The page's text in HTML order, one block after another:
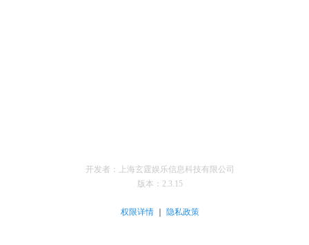
开发者：上海玄霆娱乐信息科技有限公司
版本： 2.3.15
权限详情 ｜ 隐私政策